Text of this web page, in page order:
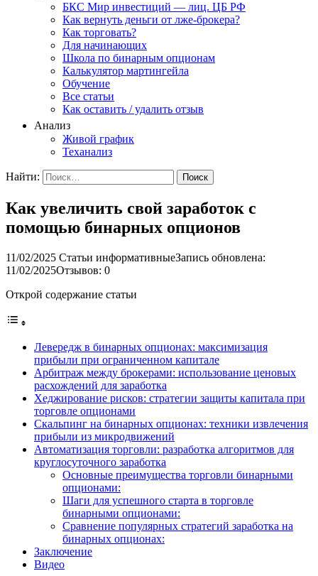
БКС Мир инвестиций — лиц. ЦБ РФ
Как вернуть деньги от лже-брокера?
Как торговать?
Для начинающих
Школа по бинарным опционам
Калькулятор мартингейла
Обучение
Все статьи
Как оставить / удалить отзыв
Анализ
Живой график
Теханализ
Найти:
Как увеличить свой заработок с
помощью бинарных опционов
11/02/2025 Статьи информативныеЗапись обновлена:
11/02/2025Отзывов: 0
Открой содержание статьи
Левередж в бинарных опционах: максимизация
прибыли при ограниченном капитале
Арбитраж между брокерами: использование ценовых
расхождений для заработка
Хеджирование рисков: стратегии защиты капитала при
торговле опционами
Скальпинг на бинарных опционах: техники извлечения
прибыли из микродвижений
Автоматизация торговли: разработка алгоритмов для
круглосуточного заработка
Основные преимущества торговли бинарными
опционами:
Шаги для успешного старта в торговле
бинарными опционами:
Сравнение популярных стратегий заработка на
бинарных опционах:
Заключение
Видео